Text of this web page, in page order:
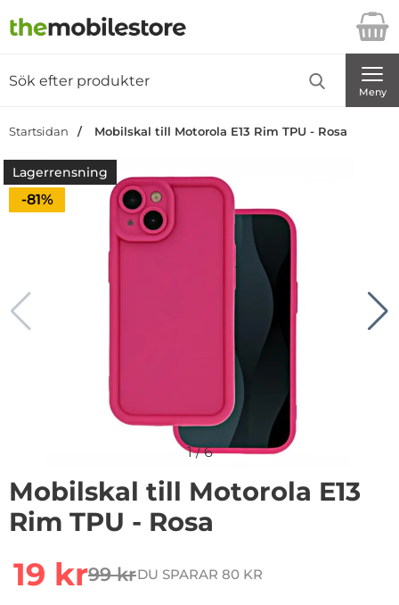
Startsidan för Danira Telecom AB
Meny
Startsidan Mobilskal till Motorola E13 Rim TPU - Rosa
Lagerrensning
Priset är nedsatt med
-81%
1/6
Mobilskal till Motorola E13
Rim TPU - Rosa
rea pris
19 krtidigare pris
99 krDU SPARAR 80 KR